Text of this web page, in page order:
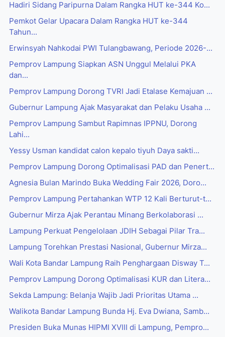
Hadiri Sidang Paripurna Dalam Rangka HUT ke-344 Ko...
Pemkot Gelar Upacara Dalam Rangka HUT ke-344
Tahun...
Erwinsyah Nahkodai PWI Tulangbawang, Periode 2026-...
Pemprov Lampung Siapkan ASN Unggul Melalui PKA
dan...
Pemprov Lampung Dorong TVRI Jadi Etalase Kemajuan ...
Gubernur Lampung Ajak Masyarakat dan Pelaku Usaha ...
Pemprov Lampung Sambut Rapimnas IPPNU, Dorong
Lahi...
Yessy Usman kandidat calon kepalo tiyuh Daya sakti...
Pemprov Lampung Dorong Optimalisasi PAD dan Penert...
Agnesia Bulan Marindo Buka Wedding Fair 2026, Doro...
Pemprov Lampung Pertahankan WTP 12 Kali Berturut-t...
Gubernur Mirza Ajak Perantau Minang Berkolaborasi ...
Lampung Perkuat Pengelolaan JDIH Sebagai Pilar Tra...
Lampung Torehkan Prestasi Nasional, Gubernur Mirza...
Wali Kota Bandar Lampung Raih Penghargaan Disway T...
Pemprov Lampung Dorong Optimalisasi KUR dan Litera...
Sekda Lampung: Belanja Wajib Jadi Prioritas Utama ...
Walikota Bandar Lampung Bunda Hj. Eva Dwiana, Samb...
Presiden Buka Munas HIPMI XVIII di Lampung, Pempro...